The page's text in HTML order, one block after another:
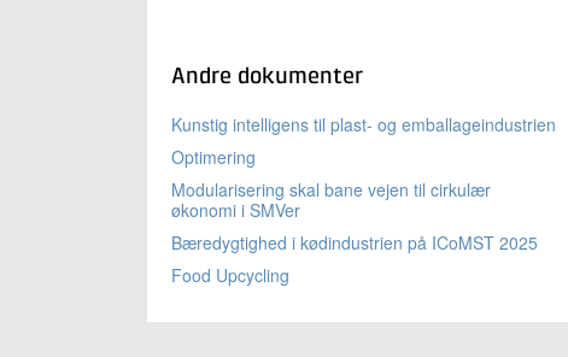
Andre dokumenter
Kunstig intelligens til plast- og emballageindustrien
Optimering
Modularisering skal bane vejen til cirkulær
økonomi i SMVer
Bæredygtighed i kødindustrien på ICoMST 2025
Food Upcycling